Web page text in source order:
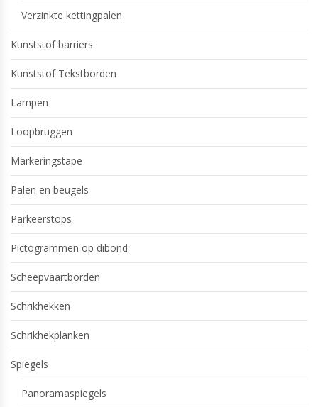
Verzinkte kettingpalen
Kunststof barriers
Kunststof Tekstborden
Lampen
Loopbruggen
Markeringstape
Palen en beugels
Parkeerstops
Pictogrammen op dibond
Scheepvaartborden
Schrikhekken
Schrikhekplanken
Spiegels
Panoramaspiegels